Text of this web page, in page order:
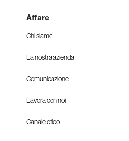
Affare
Chi siamo
La nostra azienda
Comunicazione
Lavora con noi
Canale etico